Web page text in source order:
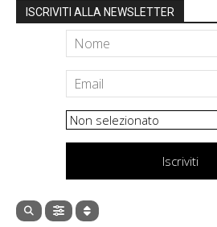
ISCRIVITI ALLA NEWSLETTER
Iscriviti